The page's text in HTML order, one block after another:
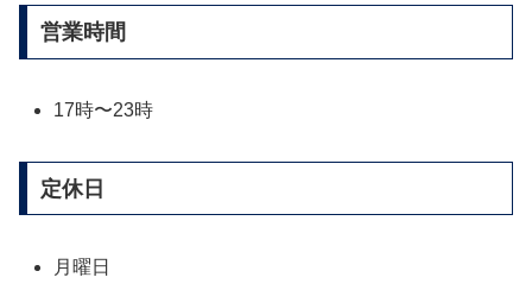
営業時間
17時〜23時
定休日
月曜日